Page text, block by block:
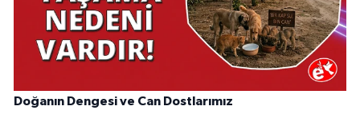
Doğanın Dengesi ve Can Dostlarımız